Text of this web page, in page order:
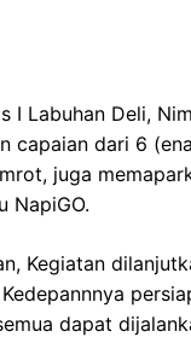
I Labuhan Deli,
capaian dari 6
juga
NapiGO.
Kegiatan
dapat